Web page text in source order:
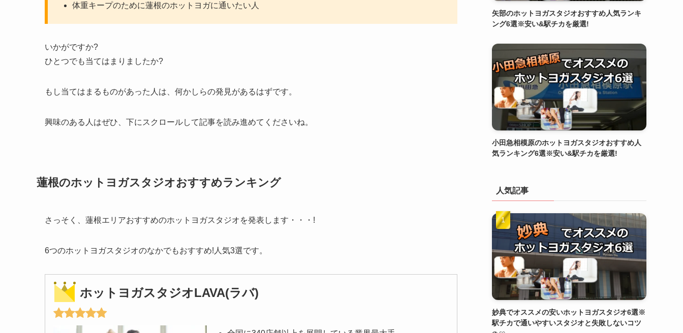
体重キープのために蓮根のホットヨガに通いたい人
いかがですか?
ひとつでも当てはまりましたか?
もし当てはまるものがあった人は、何かしらの発見があるはずです。
興味のある人はぜひ、下にスクロールして記事を読み進めてくださいね。
蓮根のホットヨガスタジオおすすめランキング
さっそく、蓮根エリアおすすめのホットヨガスタジオを発表します・・・!
6つのホットヨガスタジオのなかでもおすすめ!人気3選です。
ホットヨガスタジオLAVA(ラバ)
矢部のホットヨガスタジオおすすめ人気ランキ
ング6選※安い&駅チカを厳選!
小田急相模原のホットヨガスタジオおすすめ人
気ランキング6選※安い&駅チカを厳選!
人気記事
妙典でオススメの安いホットヨガスタジオ6選※
駅チカで通いやすいスタジオと失敗しないコツ